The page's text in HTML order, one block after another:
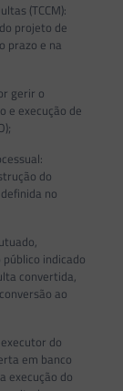
(TCCM):
projeto de
prazo e na
gerir o
e execução de
do
no
indicado
convertida,
ao
do
em banco
execução do